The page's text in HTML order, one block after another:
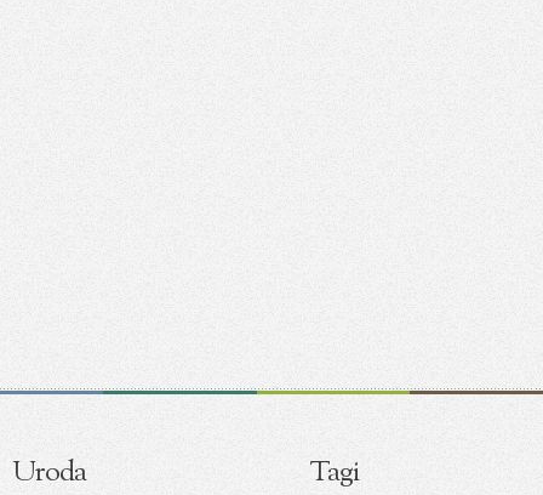
Uroda
Tagi